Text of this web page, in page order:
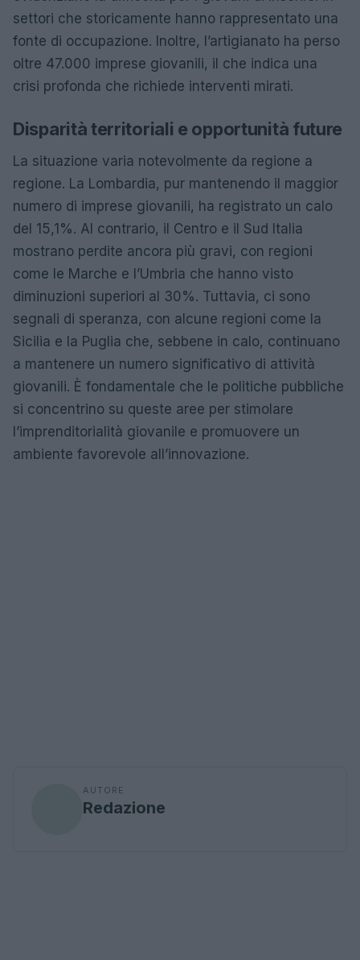
settori che storicamente hanno rappresentato una
fonte di occupazione. Inoltre, l’artigianato ha perso
oltre 47.000 imprese giovanili, il che indica una
crisi profonda che richiede interventi mirati.
Disparità territoriali e opportunità future
La situazione varia notevolmente da regione a
regione. La Lombardia, pur mantenendo il maggior
numero di imprese giovanili, ha registrato un calo
del 15,1%. Al contrario, il Centro e il Sud Italia
mostrano perdite ancora più gravi, con regioni
come le Marche e l’Umbria che hanno visto
diminuzioni superiori al 30%. Tuttavia, ci sono
segnali di speranza, con alcune regioni come la
Sicilia e la Puglia che, sebbene in calo, continuano
a mantenere un numero significativo di attività
giovanili. È fondamentale che le politiche pubbliche
si concentrino su queste aree per stimolare
l’imprenditorialità giovanile e promuovere un
ambiente favorevole all’innovazione.
AUTORE
Redazione